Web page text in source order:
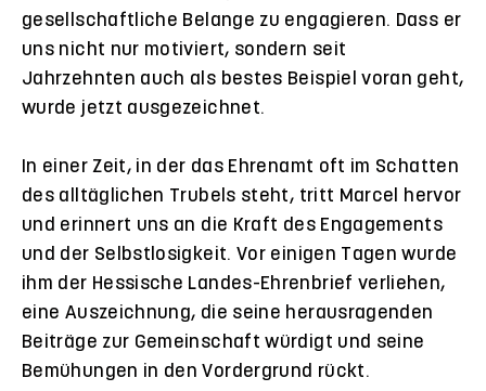
gesellschaftliche Belange zu engagieren. Dass er
uns nicht nur motiviert, sondern seit
Jahrzehnten auch als bestes Beispiel voran geht,
wurde jetzt ausgezeichnet.
In einer Zeit, in der das Ehrenamt oft im Schatten
des alltäglichen Trubels steht, tritt Marcel hervor
und erinnert uns an die Kraft des Engagements
und der Selbstlosigkeit. Vor einigen Tagen wurde
ihm der Hessische Landes-Ehrenbrief verliehen,
eine Auszeichnung, die seine herausragenden
Beiträge zur Gemeinschaft würdigt und seine
Bemühungen in den Vordergrund rückt.